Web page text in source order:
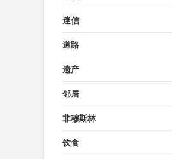
迷信
道路
遗产
邻居
非穆斯林
饮食